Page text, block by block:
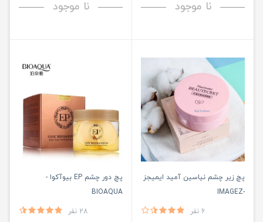
نا موجود نا موجود
پچ زیر چشم نیاسین آمید ایمیجز
-IMAGEZ
6 نفر
پچ دور چشم EP بیوآکوا -
BIOAQUA
28 نفر